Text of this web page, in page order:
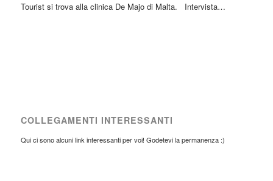
Tourist si trova alla clinica De Majo di Malta. Intervista…
COLLEGAMENTI INTERESSANTI
Qui ci sono alcuni link interessanti per voi! Godetevi la permanenza :)